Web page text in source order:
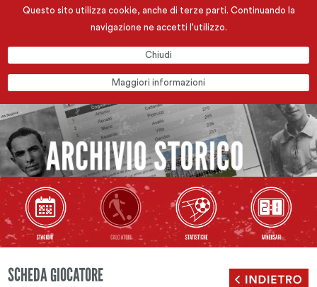
Questo sito utilizza cookie, anche di terze parti. Continuando la
navigazione ne accetti l'utilizzo.
Chiudi
Maggiori informazioni
SCHEDA GIOCATORE